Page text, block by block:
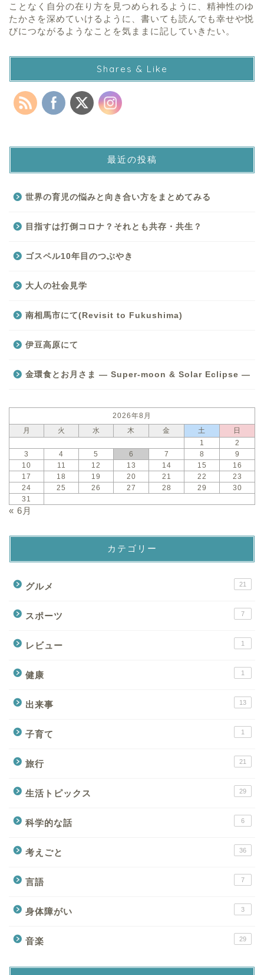
ことなく自分の在り方を見つめられるように、精神性のゆ
たかさを深めていけるように、書いても読んでも幸せや悦
びにつながるようなことを気ままに記していきたい。
Shares & Like
最近の投稿
世界の育児の悩みと向き合い方をまとめてみる
目指すは打倒コロナ？それとも共存・共生？
ゴスペル10年目のつぶやき
大人の社会見学
南相馬市にて(Revisit to Fukushima)
伊豆高原にて
金環食とお月さま — Super-moon & Solar Eclipse —
2026年8月
月
火 水 木 金 土
日
1
2
3
4 5 6 7 8
9
10
11 12 13 14 15
16
17
18 19 20 21 22
23
24
25 26 27 28 29
30
31
« 6月
カテゴリー
グルメ 21
スポーツ 7
レビュー 1
健康 1
出来事 13
子育て 1
旅行 21
生活トピックス 29
科学的な話 6
考えごと 36
言語 7
身体障がい 3
音楽 29